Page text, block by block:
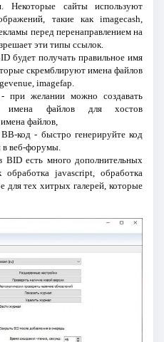
Некоторые сайты используют
такие как imagecash,
перед перенаправлением на
эти типы ссылок.
будет получать правильное имя
скремблируют имена файлов
imagefap.
при желании можно создавать
имена файлов для хостов
файлов,
код - быстро генерируйте код
в веб-форумы.
BID есть много дополнительных
jаvascript, обработка
для тех хитрых галерей, которые